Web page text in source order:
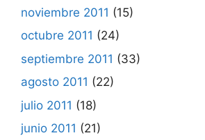
noviembre 2011 (15)
octubre 2011 (24)
septiembre 2011 (33)
agosto 2011 (22)
julio 2011 (18)
junio 2011 (21)